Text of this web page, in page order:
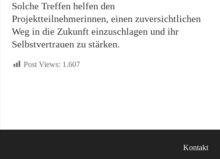
Solche Treffen helfen den
Projektteilnehmerinnen, einen zuversichtlichen
Weg in die Zukunft einzuschlagen und ihr
Selbstvertrauen zu stärken.
Post Views: 1.607
Kontakt